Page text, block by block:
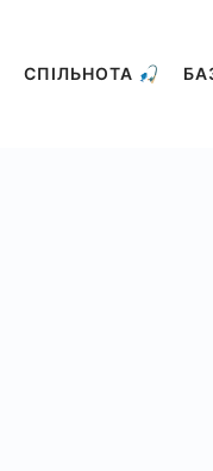
СПІЛЬНОТА 🎣